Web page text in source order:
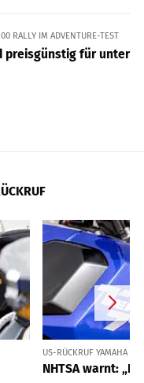
RALLY IM ADVENTURE-TEST
preisgünstig für unter
US-RÜCKRUF YAMAHA
NHTSA warnt: